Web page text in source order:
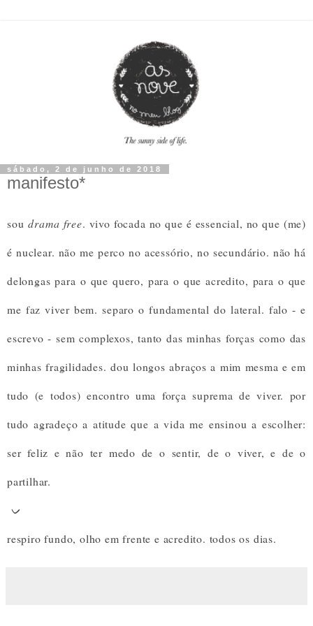
sábado, 2 de junho de 2018
manifesto*
sou drama free. vivo focada no que é essencial, no que (me)
é nuclear. não me perco no acessório, no secundário. não há
delongas para o que quero, para o que acredito, para o que
me faz viver bem. separo o fundamental do lateral. falo - e
escrevo - sem complexos, tanto das minhas forças como das
minhas fragilidades. dou longos abraços a mim mesma e em
tudo (e todos) encontro uma força suprema de viver. por
tudo agradeço a atitude que a vida me ensinou a escolher:
ser feliz e não ter medo de o sentir, de o viver, e de o
partilhar.
ᨆ
respiro fundo, olho em frente e acredito. todos os dias.